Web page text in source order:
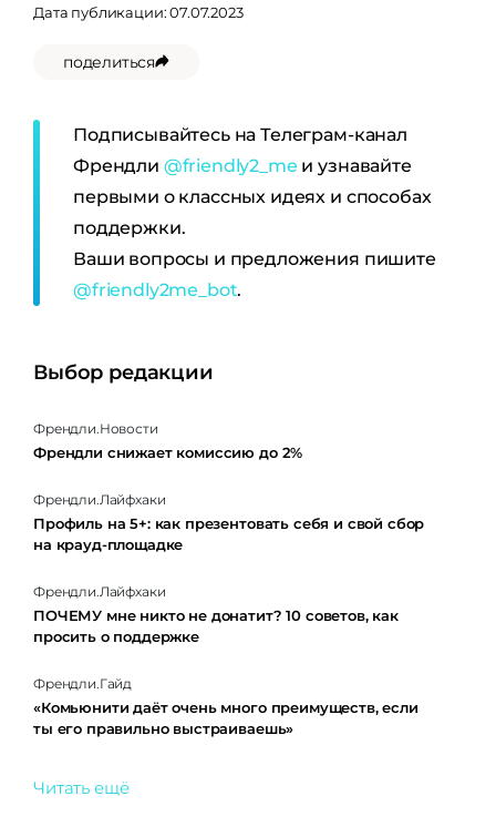
Дата публикации: 07.07.2023
поделиться
Подписывайтесь на Телеграм-канал
Френдли @friendly2_me и узнавайте
первыми о классных идеях и способах
поддержки.
Ваши вопросы и предложения пишите
@friendly2me_bot.
Выбор редакции
Френдли.Новости
Френдли снижает комиссию до 2%
Френдли.Лайфхаки
Профиль на 5+: как презентовать себя и свой сбор
на крауд-площадке
Френдли.Лайфхаки
ПОЧЕМУ мне никто не донатит? 10 советов, как
просить о поддержке
Френдли.Гайд
«Комьюнити даёт очень много преимуществ, если
ты его правильно выстраиваешь»
Читать ещё